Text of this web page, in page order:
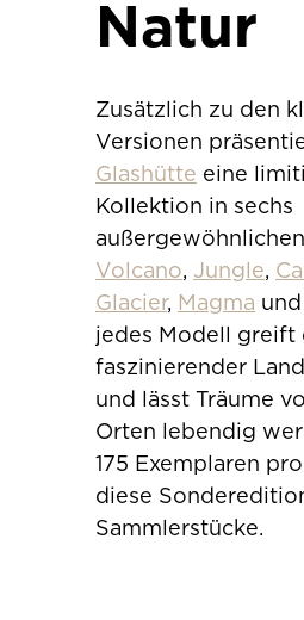
Natur
Zusätzlich zu den
Versionen
Glashütte eine
Kollektion in sechs
Volcano, Jungle,
Glacier, Magma und
jedes Modell greift
faszinierender
und lässt Träume
Orten lebendig
175 Exemplaren
diese
Sammlerstücke.